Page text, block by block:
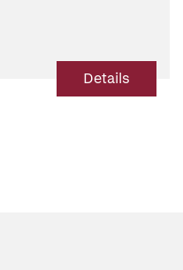
Details